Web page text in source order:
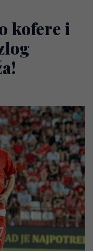
kofere i